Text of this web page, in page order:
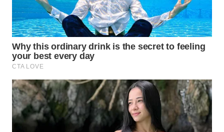
WN
DANAU
TOBA
WN
NIAS
WN
LANGKAT
WN